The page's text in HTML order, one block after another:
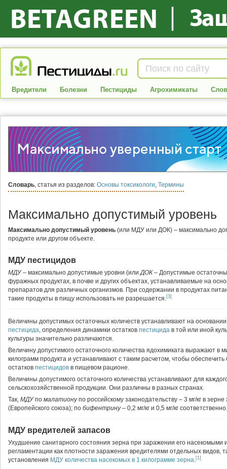
Вредители Болезни Пестициды Агрохимикаты
Словарь, статья из разделов: Основы токсикологи, Термины
Максимально допустимый уровень
Максимально допустимый уровень (или МДУ или ДОК) – максимально
продукте или другом объекте.
МДУ пестицидов
МДУ– максимально допустимые уровни (илиДОК– Допустимые
фуражных продуктах, в почве и других объектах, устанавливаемые на
препаратов для различных организмов. При содержании в продуктах
такие продукты в пищу использовать не разрешается.[3]
Величины допустимых остаточных количеств устанавливают на
пестицида, определения динамики остатков пестицида в той или иной
культуры значительно различаются.
Величину допустимого остаточного количества ядохимиката выражают в
килограмм продукта и устанавливают с таким расчетом, чтобы
остатков пестицидов в пищевом рационе.
Величины допустимого остаточного количества устанавливают для
сельскохозяйственной продукции. Они различны в разных странах.
Так, МДУпо малатионупо российскому законодательству – 3 мг/кг в
(Европейского союза); по бифентрину– 0,2 мг/кг и 0,5 мг/кг соответственно.
МДУ вредителей запасов
Ухудшение санитарного состояния зерна при заражении его
регламентации как плотности заражения вредителями отдельных видов,
установления МДУ количества насекомых в 1 килограмме зерна.[1]